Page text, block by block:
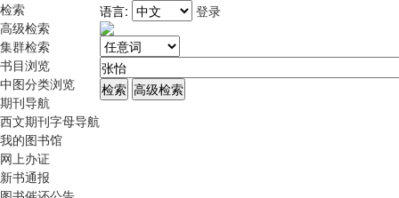
检索
高级检索
集群检索
书目浏览
中图分类浏览
期刊导航
西文期刊字母导航
我的图书馆
网上办证
新书通报
语言: 登录